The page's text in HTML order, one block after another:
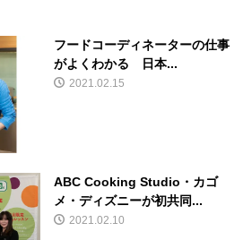
フードコーディネーターの仕事
がよくわかる 日本...
2021.02.15
ABC Cooking Studio・カゴ
メ・ディズニーが初共同...
2021.02.10